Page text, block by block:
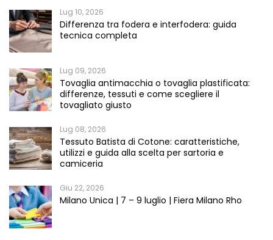
Lug 10, 2026
Differenza tra fodera e interfodera: guida
tecnica completa
Lug 09, 2026
Tovaglia antimacchia o tovaglia plastificata:
differenze, tessuti e come scegliere il
tovagliato giusto
Lug 08, 2026
Tessuto Batista di Cotone: caratteristiche,
utilizzi e guida alla scelta per sartoria e
camiceria
Giu 22, 2026
Milano Unica | 7 – 9 luglio | Fiera Milano Rho